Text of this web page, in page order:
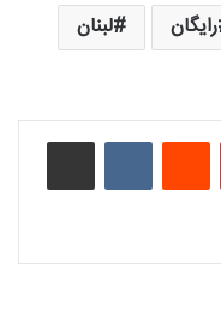
رایگان
لبنان
‫پین‌ترست ‫رددیت